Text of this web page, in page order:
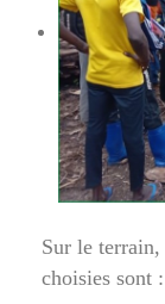
Sur le terrain,
choisies sont :